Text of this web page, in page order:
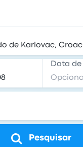
Data
Pesquisar